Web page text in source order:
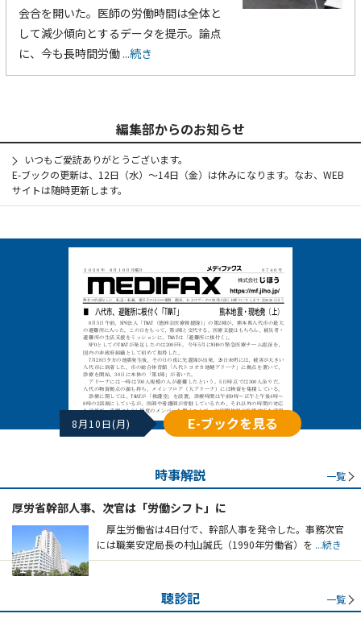
会合を開いた。医師の労働時間は全体と
して減少傾向とするデータを提示。論点
に、今も長時間労働...続き
編集部からのお知らせ
いつもご愛読ありがとうございます。
E-ブックの更新は、12日（水）～14日（金）は休みになります。なお、WEB
サイトは随時更新します。
8月10日(月) E-ブックを見る
時事解説 一覧
厚労省幹部人事、次官は「労働シフト」に
厚生労働省は4日付で、幹部人事を発令した。事務次官
には職業安定局長の村山誠氏（1990年労働省）を ...続き
聴診記 一覧